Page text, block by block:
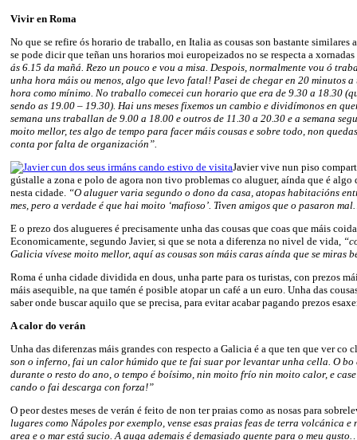
Vivir en Roma
No que se refire ós horario de traballo, en Italia as cousas son bastante similares
se pode dicir que teñan uns horarios moi europeizados no se respecta a
ás 6.15 da mañá. Rezo un pouco e vou a misa. Despois, normalmente vou ó
unha hora máis ou menos, algo que levo fatal! Pasei de chegar en 20 minutos
hora como mínimo. No traballo comecei cun horario que era de 9.30 a 18.30
sendo as 19.00 – 19.30). Hai uns meses fixemos un cambio e dividímonos en
semana uns traballan de 9.00 a 18.00 e outros de 11.30 a 20.30 e a semana
moito mellor, tes algo de tempo para facer máis cousas e sobre todo, non
conta por falta de organización”.
Javier vive nun piso
gústalle a zona e polo de agora non tivo problemas co aluguer, aínda que é algo
nesta cidade. “O aluguer varia segundo o dono da casa, atopas habitacións
mes, pero a verdade é que hai moito ‘mafioso’. Tiven amigos que o pasaron
E o prezo dos alugueres é precisamente unha das cousas que coas que máis
Economicamente, segundo Javier, si que se nota a diferenza no nivel de vida,
Galicia vívese moito mellor, aquí as cousas son máis caras aínda que se miras
Roma é unha cidade dividida en dous, unha parte para os turistas, con prezos
máis asequible, na que tamén é posible atopar un café a un euro. Unha das
saber onde buscar aquilo que se precisa, para evitar acabar pagando prezos
A calor do verán
Unha das diferenzas máis grandes con respecto a Galicia é a que ten que ver co
son o inferno, fai un calor húmido que te fai suar por levantar unha cella. O bo
durante o resto do ano, o tempo é boísimo, nin moito frío nin moito calor, e
cando o fai descarga con forza!”
O peor destes meses de verán é feito de non ter praias como as nosas para
lugares como Nápoles por exemplo, vense esas praias feas de terra volcánica e
area e o mar está sucio. A auga ademais é demasiado quente para o meu